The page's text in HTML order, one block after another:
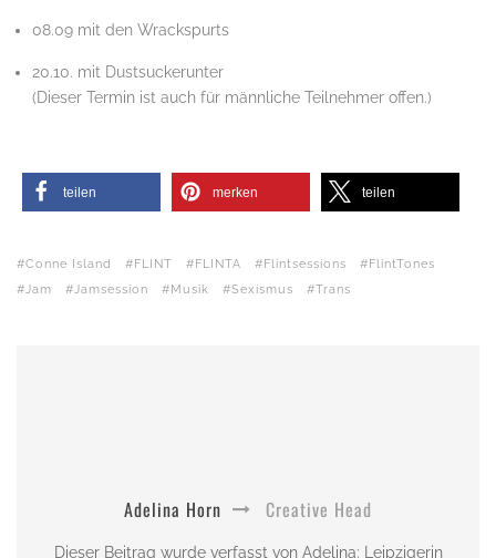
08.09 mit den Wrackspurts
20.10. mit Dustsuckerunter
(Dieser Termin ist auch für männliche Teilnehmer offen.)
teilen merken teilen
Conne Island FLINT FLINTA Flintsessions
FlintTones
Jam
Jamsession Musik Sexismus Trans
Adelina Horn Creative Head
Dieser Beitrag wurde verfasst von Adelina: Leipzigerin